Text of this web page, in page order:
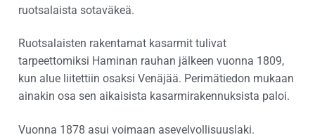
ruotsalaista sotaväkeä.
Ruotsalaisten rakentamat kasarmit tulivat
tarpeettomiksi Haminan rauhan jälkeen vuonna 1809,
kun alue liitettiin osaksi Venäjää. Perimätiedon mukaan
ainakin osa sen aikaisista kasarmirakennuksista paloi.
Vuonna 1878 asui voimaan asevelvollisuuslaki.